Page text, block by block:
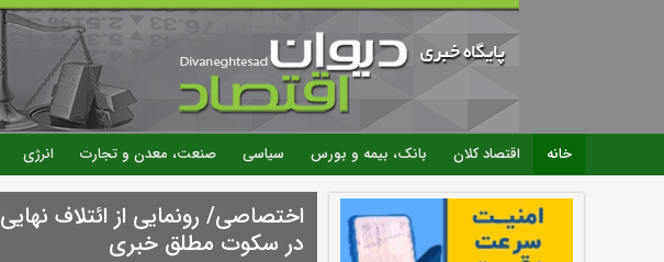
خانه اقتصاد کلان بانک، بیمه و بورس سیاسی صنعت، معدن و تجارت انرژی
اختصاصی/ رونمایی از ائتلاف‌ نهایی
در سکوت مطلق خبری